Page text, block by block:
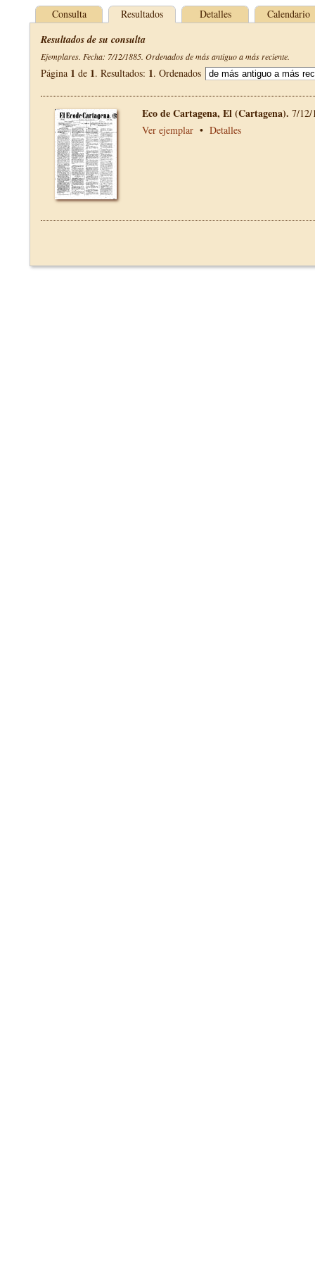
Consulta Resultados Detalles Calendario
Resultados de su consulta
Ejemplares. Fecha: 7/12/1885. Ordenados de más antiguo a más reciente.
Página 1 de 1. Resultados: 1. Ordenados
Eco de Cartagena, El (Cartagena). 7/12/
Ver ejemplar • Detalles